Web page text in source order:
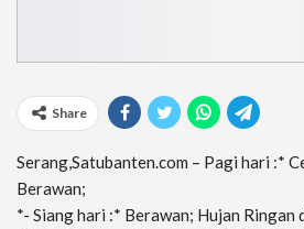
Share
Serang,Satubanten.com – Pagi hari :*
Berawan;
*- Siang hari :* Berawan; Hujan Ringan